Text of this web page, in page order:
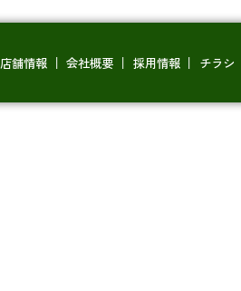
店舗情報 会社概要 採用情報 チラシ